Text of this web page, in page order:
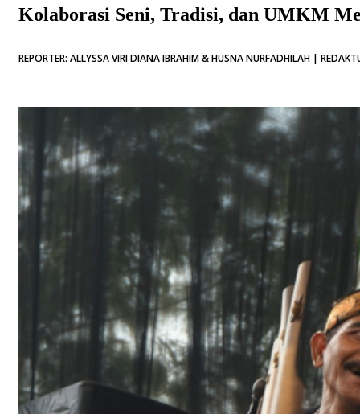
Kolaborasi Seni, Tradisi, dan UMKM
REPORTER: ALLYSSA VIRI DIANA IBRAHIM & HUSNA NURFADHILAH |